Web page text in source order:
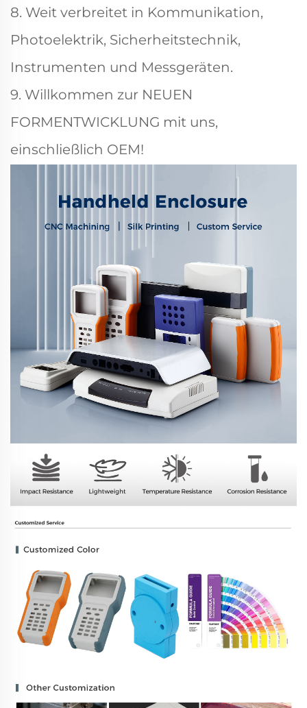
8. Weit verbreitet in Kommunikation,
Photoelektrik, Sicherheitstechnik,
Instrumenten und Messgeräten.
9. Willkommen zur NEUEN
FORMENTWICKLUNG mit uns,
einschließlich OEM!